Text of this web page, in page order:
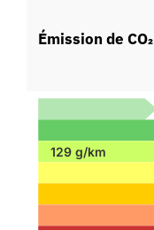
Émission de CO₂